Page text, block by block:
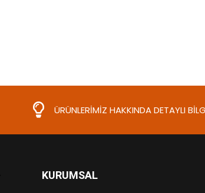
ÜRÜNLERIMIZ HAKKINDA DETAYLI
KURUMSAL